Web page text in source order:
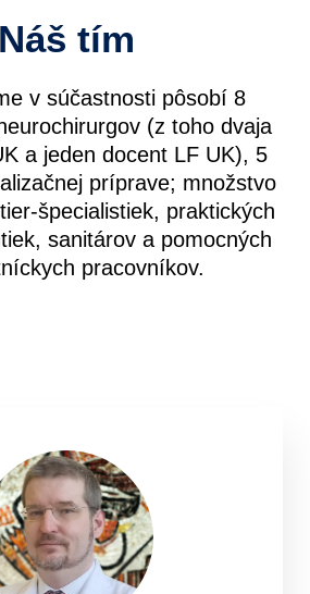
Náš tím
v súčastnosti pôsobí 8
(z toho dvaja
a jeden docent LF UK), 5
príprave; množstvo
špecialistiek, praktických
sanitárov a pomocných
pracovníkov.